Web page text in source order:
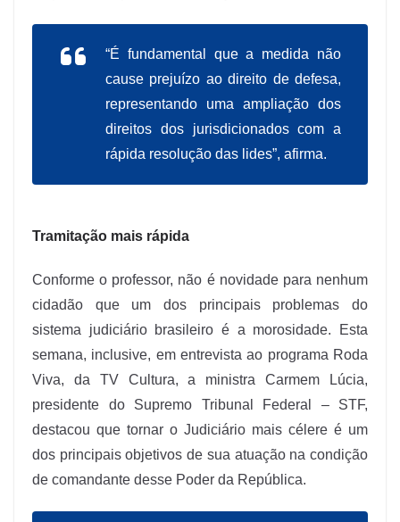
“É fundamental que a medida não
cause prejuízo ao direito de defesa,
representando uma ampliação dos
direitos dos jurisdicionados com a
rápida resolução das lides”, afirma.
Tramitação mais rápida
Conforme o professor, não é novidade para nenhum
cidadão que um dos principais problemas do
sistema judiciário brasileiro é a morosidade. Esta
semana, inclusive, em entrevista ao programa Roda
Viva, da TV Cultura, a ministra Carmem Lúcia,
presidente do Supremo Tribunal Federal – STF,
destacou que tornar o Judiciário mais célere é um
dos principais objetivos de sua atuação na condição
de comandante desse Poder da República.